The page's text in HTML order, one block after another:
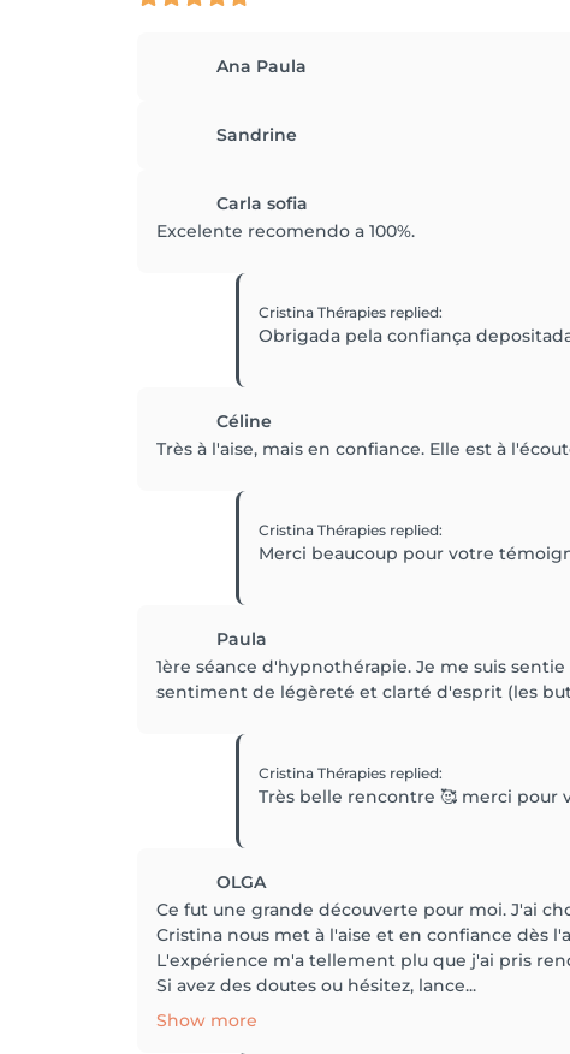
Ana Paula
Sandrine
Carla sofia
Excelente recomendo a 100%.
Cristina Thérapies replied:
Obrigada pela confiança
Céline
Très à l'aise, mais en confiance. Elle est à
Cristina Thérapies replied:
Merci beaucoup pour votre
Paula
1ère séance d'hypnothérapie. Je me suis
sentiment de légèreté et clarté d'esprit (les
Cristina Thérapies replied:
Très belle rencontre 🥰 merci pour
OLGA
Ce fut une grande découverte pour moi. J'ai
Cristina nous met à l'aise et en confiance dès
L'expérience m'a tellement plu que j'ai pris
Si avez des doutes ou hésitez, lance...
Show more